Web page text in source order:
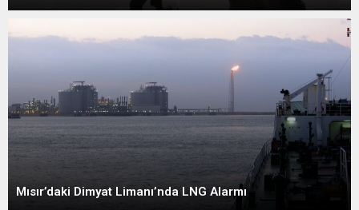
Mısır’daki Dimyat Limanı’nda LNG Alarmı